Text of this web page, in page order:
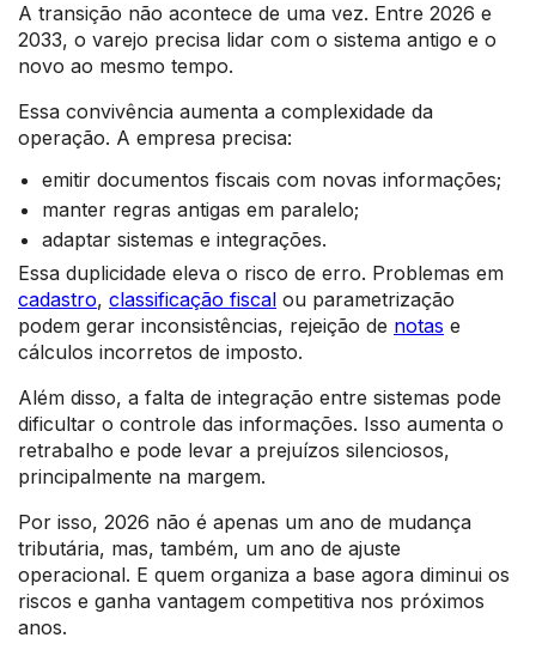
A transição não acontece de uma vez. Entre 2026 e
2033, o varejo precisa lidar com o sistema antigo e o
novo ao mesmo tempo.
Essa convivência aumenta a complexidade da
operação. A empresa precisa:
emitir documentos fiscais com novas informações;
manter regras antigas em paralelo;
adaptar sistemas e integrações.
Essa duplicidade eleva o risco de erro. Problemas em
cadastro, classificação fiscal ou parametrização
podem gerar inconsistências, rejeição de notas e
cálculos incorretos de imposto.
Além disso, a falta de integração entre sistemas pode
dificultar o controle das informações. Isso aumenta o
retrabalho e pode levar a prejuízos silenciosos,
principalmente na margem.
Por isso, 2026 não é apenas um ano de mudança
tributária, mas, também, um ano de ajuste
operacional. E quem organiza a base agora diminui os
riscos e ganha vantagem competitiva nos próximos
anos.